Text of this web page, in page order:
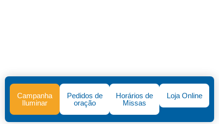
Campanha
Iluminar
Pedidos de
oração
Horários de
Missas
Loja Online